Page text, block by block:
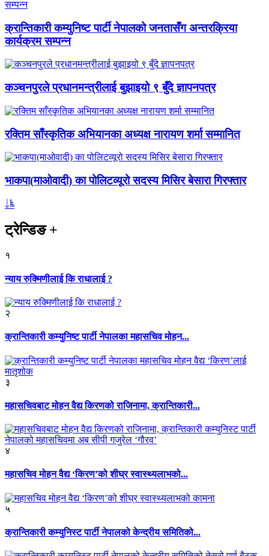
क्रान्तिकारी कम्युनिष्ट पार्टी नेपालको जनतासँग अन्तरक्रिया
कार्यक्रम सम्पन्न
कञ्चनपुरले प्रधानमन्त्रीलाई बुझाइयो ९ बुँदे ज्ञापनपत्र
रक्तिम साँस्कृतिक अभियानका अध्यक्ष नारायण शर्मा सम्मानित
भाकपा(माओवादी) का पोलिटव्यूरो सदस्य मिसिर बेसारा गिरफ्तार
ट्रेन्डिङ+
१
न्याय रुक्मिणीलाई कि राधालाई ?
२
क्रान्तिकारी कम्युनिष्ट पार्टी नेपालका महासचिव मोहन...
३
महासचिवबाट मोहन वैद्य किरणको राजिनामा, क्रान्तिकारी...
४
महासचिव मोहन वैद्य ‘किरण’को शीघ्र स्वास्थ्यलाभको...
५
क्रान्तिकारी कम्युनिस्ट पार्टी नेपालको केन्द्रीय समितिको...